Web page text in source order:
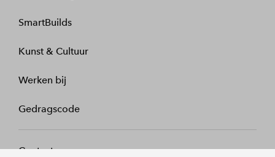
SmartBuilds
Kunst & Cultuur
Werken bij
Gedragscode
Contact